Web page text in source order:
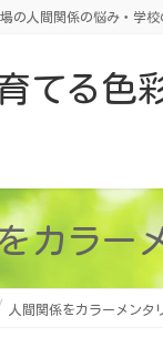
の人間関係の悩み・学
てる色
カラー
人間関係をカラーメンタ